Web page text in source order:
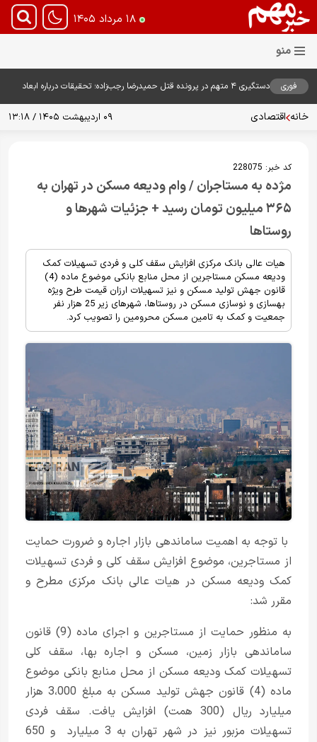
۱۸ مرداد ۱۴۰۵
فوری
دستگیری ۴ متهم در پرونده قتل حمیدرضا رجب‌زاده؛ تحقیقات درباره ابعاد
خانه اقتصادی ۰۹ اردیبهشت ۱۴۰۵ / ۱۳:۱۸
کد خبر: 228075
مژده به مستاجران / وام ودیعه مسکن در تهران به
۳۶۵ میلیون تومان رسید + جزئیات شهرها و
روستاها
هیات عالی بانک مرکزی افزایش سقف کلی و فردی تسهیلات کمک
ودیعه مسکن مستاجرین از محل منابع بانکی موضوع ماده (4)
قانون جهش تولید مسکن و نیز تسهیلات ارزان قیمت طرح ویژه
بهسازی و نوسازی مسکن در روستاها، شهرهای زیر 25 هزار نفر
جمعیت و کمک به تامین مسکن محرومین را تصویب کرد.
با توجه به اهمیت ساماندهی بازار اجاره و ضرورت حمایت
از مستاجرین، موضوع افزایش سقف کلی و فردی تسهیلات
کمک ودیعه مسکن در هیات عالی بانک مرکزی مطرح و
مقرر شد:
به منظور حمایت از مستاجرین و اجرای ماده (9) قانون
ساماندهی بازار زمین، مسکن و اجاره بها، سقف کلی
تسهیلات کمک ودیعه مسکن از محل منابع بانکی موضوع
ماده (4) قانون جهش تولید مسکن به مبلغ 3،000 هزار
میلیارد ریال (300 همت) افزایش یافت. سقف فردی
تسهیلات مزبور نیز در شهر تهران به 3 میلیارد و 650